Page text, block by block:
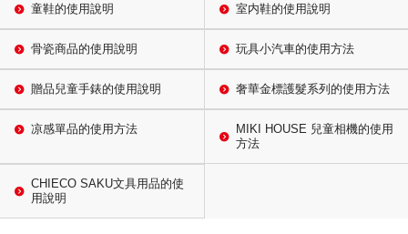
童鞋的使用說明 室内鞋的使用說明
骨瓷商品的使用說明 玩具小汽車的使用方法
贈品兒童手錶的使用說明 奢華金標護髮系列的使用方法
凉感單品的使用方法
MIKI HOUSE 兒童相機的使用
方法
CHIECO SAKU文具用品的使
用說明